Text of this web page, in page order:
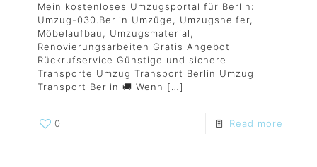
Mein kostenloses Umzugsportal für Berlin:
Umzug-030.Berlin Umzüge, Umzugshelfer,
Möbelaufbau, Umzugsmaterial,
Renovierungsarbeiten Gratis Angebot
Rückrufservice Günstige und sichere
Transporte Umzug Transport Berlin Umzug
Transport Berlin 🚚 Wenn […]
0 Read more